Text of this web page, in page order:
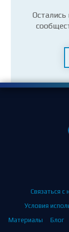
Остались
Связаться с
Условия
Материалы
Блог